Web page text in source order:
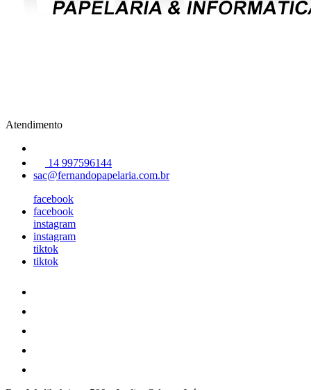
Atendimento
14 997596144
sac@fernandopapelaria.com.br
facebook
facebook
instagram
instagram
tiktok
tiktok